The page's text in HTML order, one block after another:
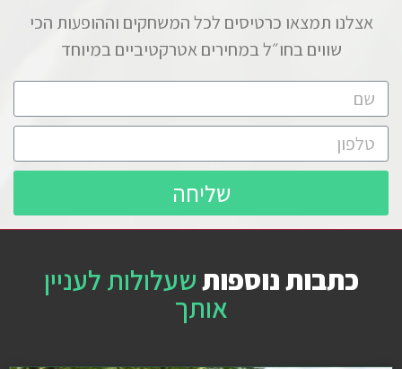
אצלנו תמצאו כרטיסים לכל המשחקים וההופעות הכי
שווים בחו״ל במחירים אטרקטיביים במיוחד
שליחה
כתבות נוספותשעלולות לעניין
אותך